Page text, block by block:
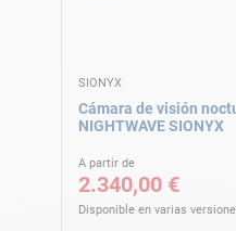
SIONYX
Cámara de visión
NIGHTWAVE SIONYX
A partir de
2.340,00 €
Disponible en varias